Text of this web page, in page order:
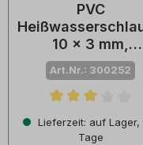
PVC
10 x 3 mm,
transparent -
Meterware
Art.Nr.: 300252
Durchschnittliche
Lieferzeit: auf Lager,
Tage